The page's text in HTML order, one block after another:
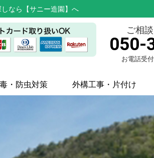
なら【サニー造園】へ
ご相
050-
お電話受
・防虫対策 外構工事・片付け